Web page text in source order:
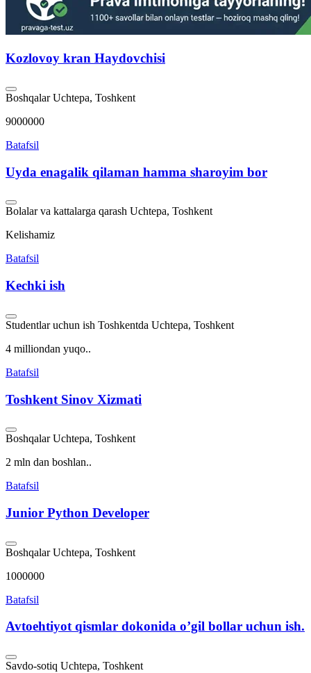
Kozlovoy kran Haydovchisi
Boshqalar Uchtepa, Toshkent
9000000
Batafsil
Uyda enagalik qilaman hamma sharoyim bor
Bolalar va kattalarga qarash Uchtepa, Toshkent
Kelishamiz
Batafsil
Kechki ish
Studentlar uchun ish Toshkentda Uchtepa, Toshkent
4 milliondan yuqo..
Batafsil
Toshkent Sinov Xizmati
Boshqalar Uchtepa, Toshkent
2 mln dan boshlan..
Batafsil
Junior Python Developer
Boshqalar Uchtepa, Toshkent
1000000
Batafsil
Avtoehtiyot qismlar dokonida o’gil bollar uchun ish.
Savdo-sotiq Uchtepa, Toshkent